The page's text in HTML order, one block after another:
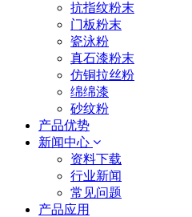
抗指纹粉末
门板粉末
瓷泳粉
真石漆粉末
仿铜拉丝粉
绵绵漆
砂纹粉
产品优势
新闻中心
资料下载
行业新闻
常见问题
产品应用